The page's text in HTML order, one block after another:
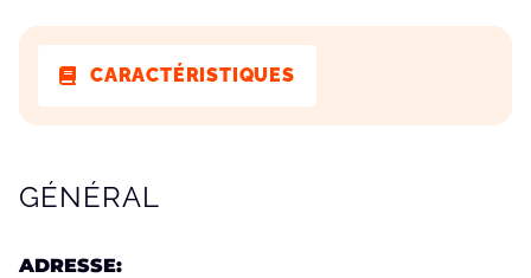
CARACTÉRISTIQUES
CARACTÉRISTIQUES
GÉNÉRAL
ADRESSE: